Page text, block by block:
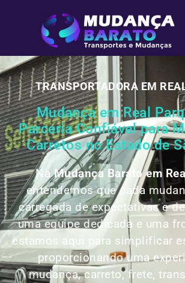
TRANSPORTADORA EM
Mudança em Real
Parceria Confiável para
Carretos no Estado de
NaMudança Barato em
entendemos que cada
carregada de expectativas e
uma equipe dedicada e uma
estamos aqui para simplificar
proporcionando uma
mudança, carreto, frete,